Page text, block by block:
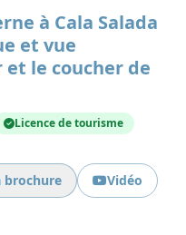
à Cala Salada
et vue
le coucher de
Licence de tourisme
brochure
Vidéo